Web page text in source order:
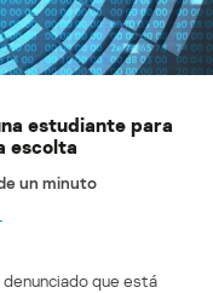
estudiante para
escolta
un minuto
que está